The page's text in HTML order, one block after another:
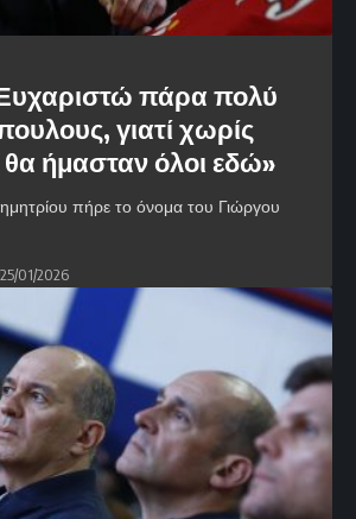
πάρα πολύ
γιατί χωρίς
θα ήμασταν όλοι εδώ»
πήρε το όνομα του Γιώργου
25/01/2026